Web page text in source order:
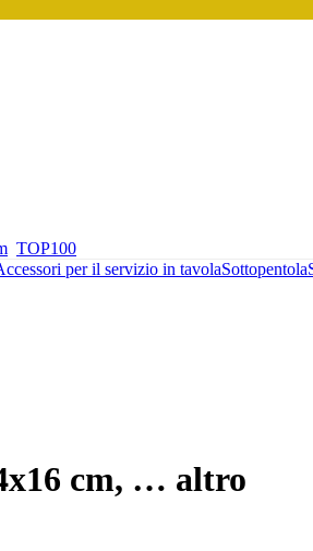
TOP100
per il servizio in tavolaSottopentola
cm, … altro